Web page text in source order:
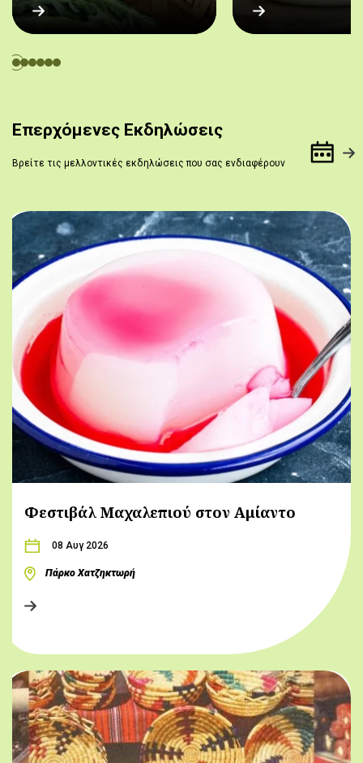
Επερχόμενες Εκδηλώσεις
Βρείτε τις μελλοντικές εκδηλώσεις που σας ενδιαφέρουν
Φεστιβάλ Μαχαλεπιού στον Αμίαντο
08 Αυγ 2026
Πάρκο Χατζηκτωρή